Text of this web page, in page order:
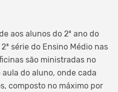
aos alunos do 2º ano do
série do Ensino Médio nas
são ministradas no
do aluno, onde cada
composto no máximo por